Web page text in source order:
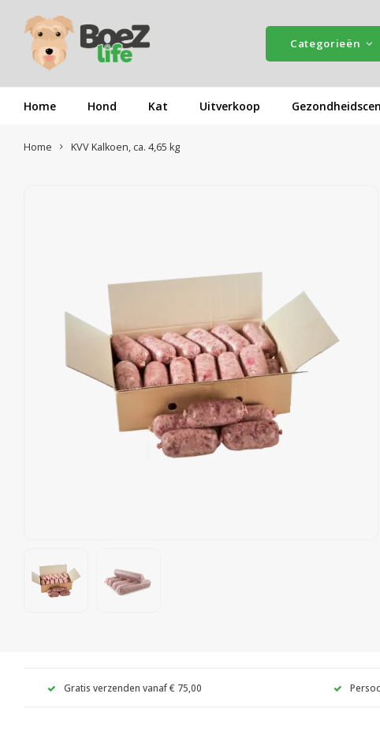
Categorieën
Home Hond Kat Uitverkoop
Home KVV Kalkoen, ca. 4,65 kg
Gratis verzenden vanaf € 75,00